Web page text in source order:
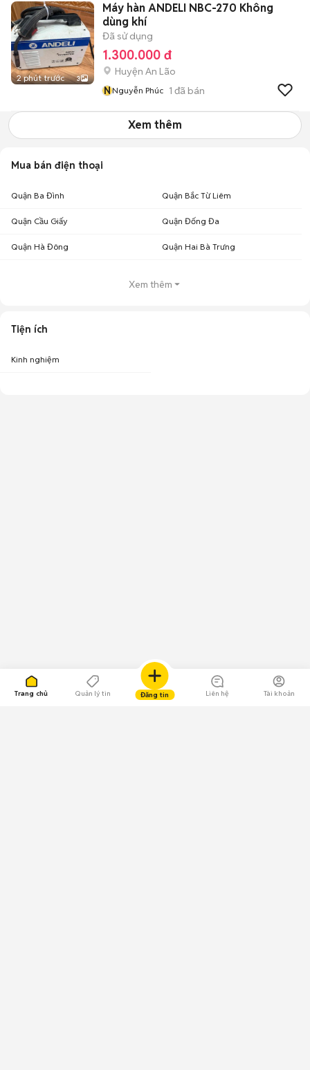
Trang chủ Quản lý tin Đăng tin Liên hệ Tài khoản
2 phút trước 3
Máy hàn ANDELI NBC-270 Không
dùng khí
Đã sử dụng
1.300.000 đ
Huyện An Lão
NNguyễn Phúc 1 đã bán
Xem thêm
Mua bán điện thoại
Quận Ba Đình Quận Bắc Từ Liêm
Quận Cầu Giấy Quận Đống Đa
Quận Hà Đông Quận Hai Bà Trưng
Xem thêm
Tiện ích
Kinh nghiệm